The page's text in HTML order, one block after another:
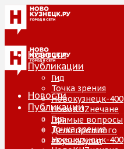
Новости
Публикации
Гид
Точка зрения
Новокузнецк-400
НовоKUZнечане
Прямые вопросы
Дело прошлого
#КузняРулит
Новости
Публикации
Гид
Точка зрения
Новокузнецк-400